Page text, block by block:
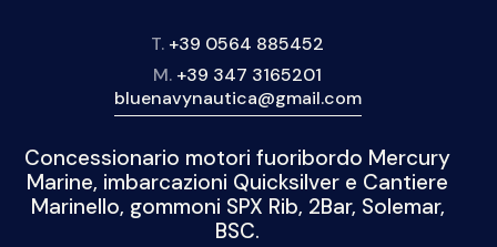
T. +39 0564 885452
M. +39 347 3165201
bluenavynautica@gmail.com
Concessionario motori fuoribordo Mercury
Marine, imbarcazioni Quicksilver e Cantiere
Marinello, gommoni SPX Rib, 2Bar, Solemar,
BSC.